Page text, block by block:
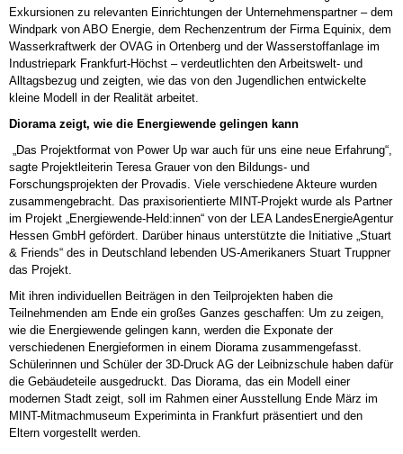
Exkursionen zu relevanten Einrichtungen der Unternehmenspartner – dem
Windpark von ABO Energie, dem Rechenzentrum der Firma Equinix, dem
Wasserkraftwerk der OVAG in Ortenberg und der Wasserstoffanlage im
Industriepark Frankfurt-Höchst – verdeutlichten den Arbeitswelt- und
Alltagsbezug und zeigten, wie das von den Jugendlichen entwickelte
kleine Modell in der Realität arbeitet.
Diorama zeigt, wie die Energiewende gelingen kann
„Das Projektformat von Power Up war auch für uns eine neue Erfahrung“,
sagte Projektleiterin Teresa Grauer von den Bildungs- und
Forschungsprojekten der Provadis. Viele verschiedene Akteure wurden
zusammengebracht. Das praxisorientierte MINT-Projekt wurde als Partner
im Projekt „Energiewende-Held:innen“ von der LEA LandesEnergieAgentur
Hessen GmbH gefördert. Darüber hinaus unterstützte die Initiative „Stuart
& Friends“ des in Deutschland lebenden US-Amerikaners Stuart Truppner
das Projekt.
Mit ihren individuellen Beiträgen in den Teilprojekten haben die
Teilnehmenden am Ende ein großes Ganzes geschaffen: Um zu zeigen,
wie die Energiewende gelingen kann, werden die Exponate der
verschiedenen Energieformen in einem Diorama zusammengefasst.
Schülerinnen und Schüler der 3D-Druck AG der Leibnizschule haben dafür
die Gebäudeteile ausgedruckt. Das Diorama, das ein Modell einer
modernen Stadt zeigt, soll im Rahmen einer Ausstellung Ende März im
MINT-Mitmachmuseum Experiminta in Frankfurt präsentiert und den
Eltern vorgestellt werden.